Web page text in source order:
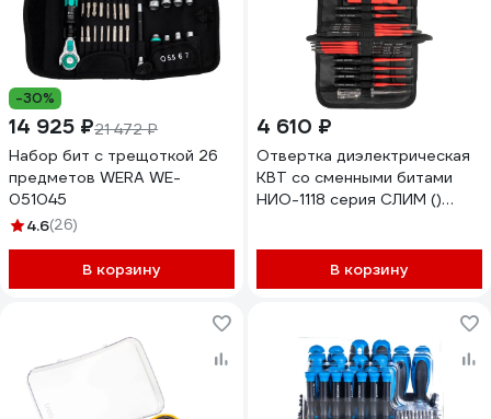
-30%
14 925 ₽21 472 ₽
Набор бит с трещоткой 26
предметов WERA WE-
051045
4.6(26)
В корзину
4 610 ₽
Отвертка диэлектрическая
КВТ со сменными битами
НИО-1118 серия СЛИМ ()
В корзину